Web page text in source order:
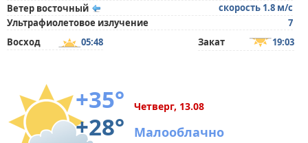
Ветер восточный
скорость 1.8 м/с
Ультрафиолетовое излучение
7
Восход
05:48 Закат 19:03
+35°
+28°
Четверг, 13.08
Малооблачно